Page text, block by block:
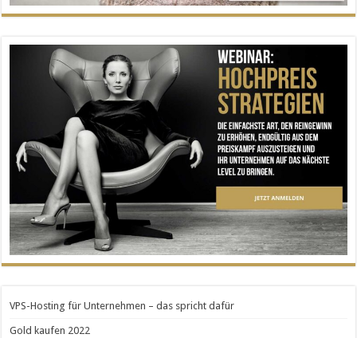
VPS-Hosting für Unternehmen – das spricht dafür
Gold kaufen 2022